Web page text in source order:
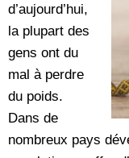
d’aujourd’hui,
la plupart des
gens ont du
mal à perdre
du poids.
Dans de
nombreux pays